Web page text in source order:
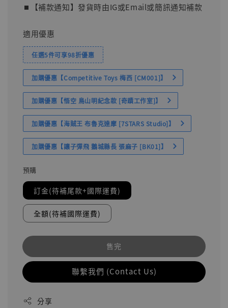
⏹︎【補款通知】發貨時由IG或Email或簡訊通知補款
適用優惠
任選5件可享98折優惠
加購優惠【Competitive Toys 梅西 [CM001]】
加購優惠【悟空 鳥山明紀念款 [奇蹟工作室]】
加購優惠【海賊王 布魯克達摩 [7STARS Studio]】
加購優惠【讓子彈飛 鵝城縣長 張麻子 [BK01]】
預購
訂金(待補尾款+國際運費)
全額(待補國際運費)
售完
聯繫我們 (Contact Us)
分享